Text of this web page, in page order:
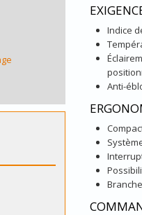
Indice
Anti-